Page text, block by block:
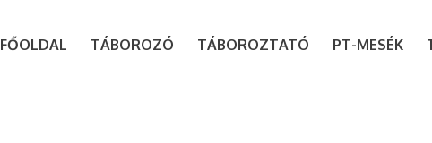
FŐOLDAL TÁBOROZÓ TÁBOROZTATÓ PT-MESÉK